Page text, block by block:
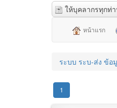
ให้บุคลากรทุกท่
หน้าแรก
ระบบ ระบ-ส่ง ข้
1